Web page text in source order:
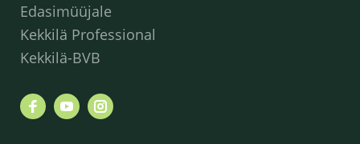
Edasimüüjale
Kekkilä Professional
Kekkilä-BVB